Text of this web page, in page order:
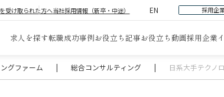
受け取られた方へ当社採用情報（新卒・中途） EN 採用企
求人を探す転職成功事例お役立ち記事お役立ち動画採用企業
グファーム | 総合コンサルティング | 日系大手テクノ